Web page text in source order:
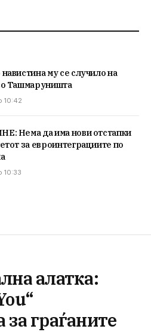
му се случило на
Ташмаруништа
10:42
Нема да има нови отстапки
за евроинтеграциите по
10:33
алатка:
граѓаните